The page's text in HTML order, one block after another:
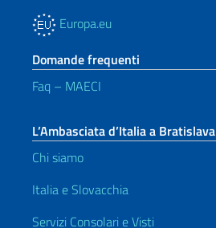
Europa.eu
Domande frequenti
Faq – MAECI
L’Ambasciata d’Italia a Bratislava
Chi siamo
Italia e Slovacchia
Servizi Consolari e Visti